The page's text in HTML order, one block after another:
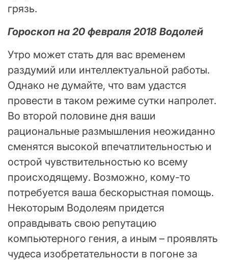
грязь.
Гороскоп на 20 февраля 2018 Водолей
Утро может стать для вас временем
раздумий или интеллектуальной работы.
Однако не думайте, что вам удастся
провести в таком режиме сутки напролет.
Во второй половине дня ваши
рациональные размышления неожиданно
сменятся высокой впечатлительностью и
острой чувствительностью ко всему
происходящему. Возможно, кому-то
потребуется ваша бескорыстная помощь.
Некоторым Водолеям придется
оправдывать свою репутацию
компьютерного гения, а иным – проявлять
чудеса изобретательности в погоне за